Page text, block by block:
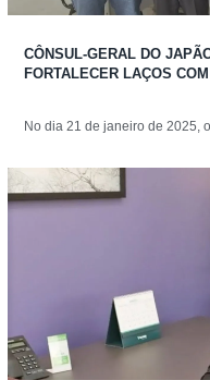
CÔNSUL-GERAL DO
FORTALECER LAÇOS
No dia 21 de janeiro de 2025,